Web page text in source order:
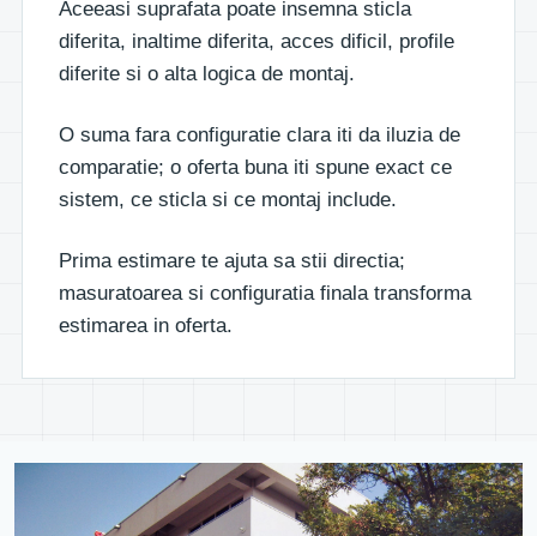
Aceeasi suprafata poate insemna sticla
diferita, inaltime diferita, acces dificil, profile
diferite si o alta logica de montaj.
O suma fara configuratie clara iti da iluzia de
comparatie; o oferta buna iti spune exact ce
sistem, ce sticla si ce montaj include.
Prima estimare te ajuta sa stii directia;
masuratoarea si configuratia finala transforma
estimarea in oferta.